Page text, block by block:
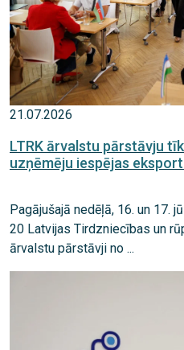
21.07.2026
LTRK ārvalstu pārstāvju
uzņēmēju iespējas
Pagājušajā nedēļā, 16. un 17.
20 Latvijas Tirdzniecības un
ārvalstu pārstāvji no ...